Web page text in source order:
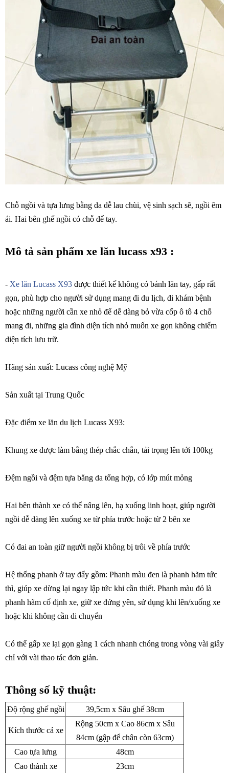
Chỗ ngồi và tựa lưng bằng da dễ lau chùi, vệ sinh sạch sẽ, ngồi êm
ái. Hai bên ghế ngồi có chỗ để tay.
Mô tả sản phẩm xe lăn lucass x93 :
- Xe lăn Lucass X93 được thiết kế không có bánh lăn tay, gấp rất
gọn, phù hợp cho người sử dụng mang đi du lịch, đi khám bệnh
hoặc những người cần xe nhỏ để dễ dàng bỏ vừa cốp ô tô 4 chỗ
mang đi, những gia đình diện tích nhỏ muốn xe gọn không chiếm
diện tích lưu trữ.
Hãng sản xuất: Lucass công nghệ Mỹ
Sản xuất tại Trung Quốc
Đặc điểm xe lăn du lịch Lucass X93:
Khung xe được làm bằng thép chắc chắn, tải trọng lên tới 100kg
Đệm ngồi và đệm tựa bằng da tổng hợp, có lớp mút mỏng
Hai bên thành xe có thể nâng lên, hạ xuống linh hoạt, giúp người
ngồi dễ dàng lên xuống xe từ phía trước hoặc từ 2 bên xe
Có đai an toàn giữ người ngồi không bị trôi về phía trước
Hệ thống phanh ở tay đẩy gồm: Phanh màu đen là phanh hãm tức
thì, giúp xe dừng lại ngay lập tức khi cần thiết. Phanh màu đỏ là
phanh hãm cố định xe, giữ xe đứng yên, sử dụng khi lên/xuống xe
hoặc khi không cần di chuyển
Có thể gấp xe lại gọn gàng 1 cách nhanh chóng trong vòng vài giây
chỉ với vài thao tác đơn giản.
Thông số kỹ thuật:
Độ rộng ghế ngồi 39,5cm x Sâu ghế 38cm
Kích thước cả xe
Rộng 50cm x Cao 86cm x Sâu
84cm (gập để chân còn 63cm)
Cao tựa lưng
48cm
Cao thành xe
23cm